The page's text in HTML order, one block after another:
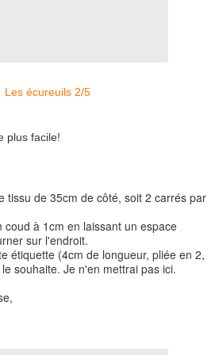
plus facile!
tissu de 35cm de côté, soit 2 carrés par
à 1cm en laissant un espace
sur l'endroit.
étiquette (4cm de longueur, pliée en 2,
souhaite. Je n'en mettrai pas ici.